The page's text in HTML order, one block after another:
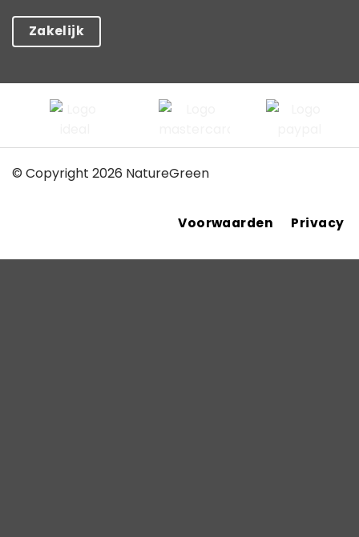
Zakelijk
© Copyright 2026 NatureGreen
Voorwaarden Privacy